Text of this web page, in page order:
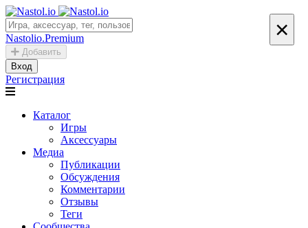
Nastolio.Premium
Добавить
Вход
Регистрация
Каталог
Игры
Аксессуары
Медиа
Публикации
Обсуждения
Комментарии
Отзывы
Теги
×